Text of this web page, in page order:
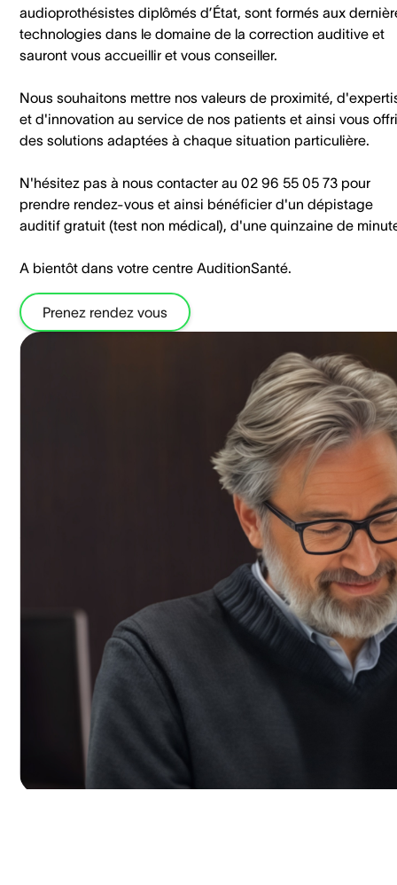
audioprothésistes diplômés d’État, sont formés aux
technologies dans le domaine de la correction auditive et
sauront vous accueillir et vous conseiller.
Nous souhaitons mettre nos valeurs de proximité,
et d'innovation au service de nos patients et ainsi vous
des solutions adaptées à chaque situation particulière.
N'hésitez pas à nous contacter au 02 96 55 05 73 pour
prendre rendez-vous et ainsi bénéficier d'un dépistage
auditif gratuit (test non médical), d'une quinzaine de
A bientôt dans votre centre AuditionSanté.
Prenez rendez vous